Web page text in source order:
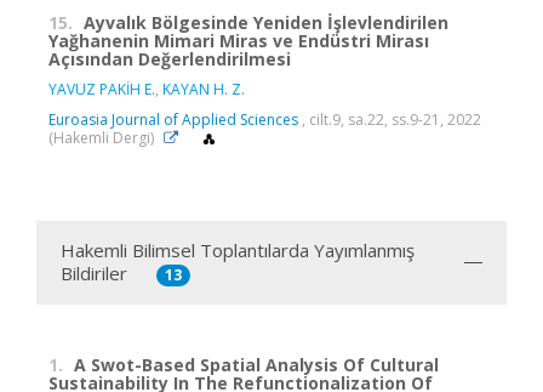
15. Ayvalık Bölgesinde Yeniden İşlevlendirilen
Yağhanenin Mimari Miras ve Endüstri Mirası
Açısından Değerlendirilmesi
YAVUZ PAKİH E., KAYAN H. Z.
Euroasia Journal of Applied Sciences , cilt.9, sa.22, ss.9-21, 2022
(Hakemli Dergi)
Hakemli Bilimsel Toplantılarda Yayımlanmış
Bildiriler
13
1. A Swot-Based Spatial Analysis Of Cultural
Sustainability In The Refunctionalization Of